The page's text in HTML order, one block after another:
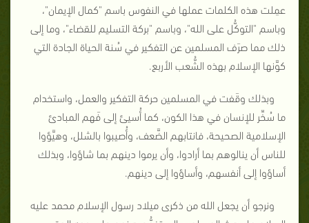
عمِلت هذه الكلمات عملها في النفوس باسم "كمال الإيمان"،
وباسم "التوكُّل على الله"، وباسم "بركة التسليم للقضاء"، وما إلى
ذلك مما صرَف المسلمين عن التفكير في سُنة الحياة الجادة التي
كوَّنها الإسلام بهذه الشُّعب الأربع.
وبذلك وقَفت في المسلمين حركة التفكير والعمل، واستخدام
ما سُخِّر للإنسان في هذا الكون، كما أُسيئ إلى فَهم المبادئ
الإسلامية الصحيحة، فانتابهم الضَّعف، وأُصيبوا بالشلل، وهيَّؤوا
للناس أن ينالوهم بما أرادوا، وأن يرموا دينهم بما شاؤوا، وبذلك
أساؤوا إلى أنفسهم، وأساؤوا إلى دينهم.
ونرجو أن يجعل الله من ذكرى ميلاد رسول الإسلام محمد عليه